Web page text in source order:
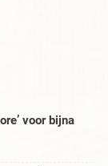
voor bijna